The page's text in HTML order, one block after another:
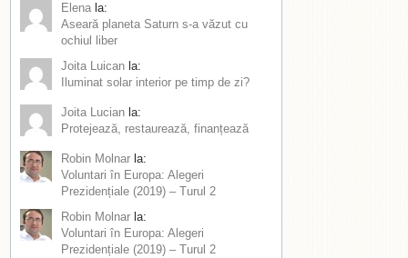
Elena la:
Aseară planeta Saturn s-a văzut cu
ochiul liber
Joita Luican la:
Iluminat solar interior pe timp de zi?
Joita Lucian la:
Protejează, restaurează, finanțează
Robin Molnar la:
Voluntari în Europa: Alegeri
Prezidențiale (2019) – Turul 2
Robin Molnar la:
Voluntari în Europa: Alegeri
Prezidențiale (2019) – Turul 2